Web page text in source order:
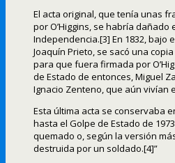
El acta original, que tenía unas
por O’Higgins, se habría dañado
Independencia.[3] En 1832, bajo
Joaquín Prieto, se sacó una
para que fuera firmada por
de Estado de entonces, Miguel
Ignacio Zenteno, que aún vivían
Esta última acta se conservaba
hasta el Golpe de Estado de
quemado o, según la versión
destruida por un soldado.[4]”